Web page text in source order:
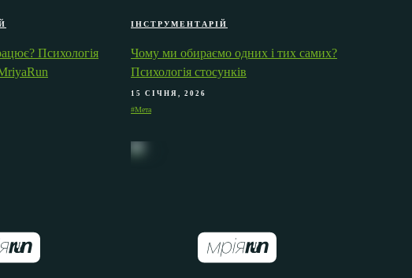
Психологія
ІНСТРУМЕНТАРІЙ
Чому ми обираємо одних і тих самих?
Психологія стосунків
15 СІЧНЯ, 2026
#Мета